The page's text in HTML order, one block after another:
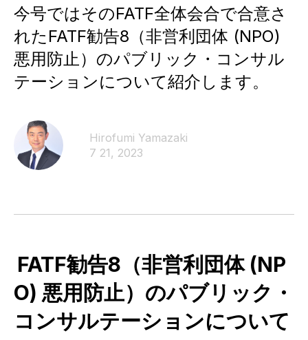
今号ではそのFATF全体会合で合意さ
れたFATF勧告8（非営利団体 (NPO)
悪用防止）のパブリック・コンサル
テーションについて紹介します。
Hirofumi Yamazaki
7 21, 2023
FATF勧告8（非営利団体 (NP
O) 悪用防止）のパブリック・
コンサルテーションについて